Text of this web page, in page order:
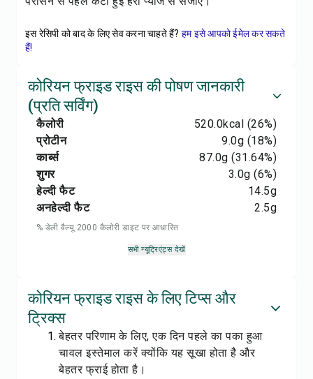
इस रेसिपी को बाद के लिए सेव करना चाहते हैं? हम इसे आपको ईमेल कर सकते
हैं!
कोरियन फ्राइड राइस की पोषण जानकारी
(प्रति सर्विंग)
कैलोरी 520.0kcal (26%)
प्रोटीन
9.0g (18%)
कार्ब्स
87.0g (31.64%)
शुगर
3.0g (6%)
हेल्दी फैट
14.5g
अनहेल्दी फैट
2.5g
% डेली वैल्यू 2000 कैलोरी डाइट पर आधारित
सभी न्यूट्रिएंट्स देखें
कोरियन फ्राइड राइस के लिए टिप्स और
ट्रिक्स
बेहतर परिणाम के लिए, एक दिन पहले का पका हुआ
चावल इस्तेमाल करें क्योंकि यह सूखा होता है और
बेहतर फ्राई होता है।